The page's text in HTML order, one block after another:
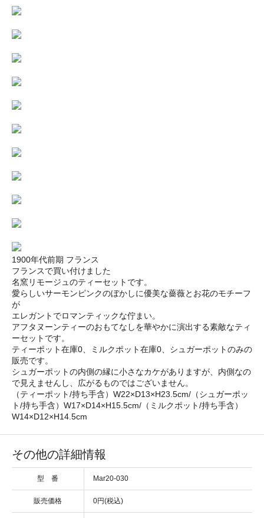
1900年代前期 フランス
フランスで買い付けました
名窯リモージュのティーセットです。
愛らしいサーモンピンクのぼかしに優美な薔薇とお花のモチーフ
が
エレガントでロマンティックな佇まい。
アフタヌーンティーのおもてなしを華やかに演出する素敵なティ
ーセットです。
ティーポット在庫0、ミルクポット在庫0、シュガーポットのみの
販売です。
シュガーポットの内側の縁に小さなカケがありますが、内側なの
で見えませんし、広がるものではございません。
（ティーポット/持ち手含）W22×D13×H23.5cm/（シュガーポッ
ト/持ち手含）W17×D14×H15.5cm/（ミルクポット/持ち手含）
W14×D12×H14.5cm
その他の詳細情報
型 番 Mar20-030
販売価格 0円(税込)